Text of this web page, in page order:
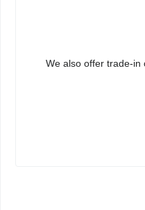
We also offer trade-in